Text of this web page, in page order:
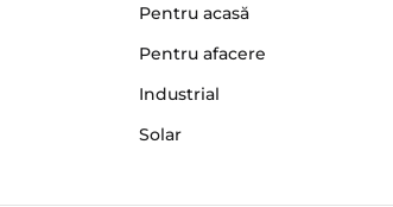
Pentru acasă
Pentru afacere
Industrial
Solar